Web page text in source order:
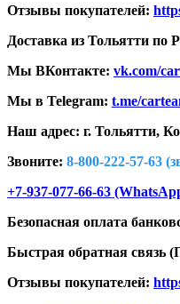
Отзывы покупателей:
Доставка из Тольятти по
Мы ВКонтакте: vk.com/
Мы в Telegram: t.me/
Наш адрес: г. Тольятти,
Звоните: 8-800-222-57-63
+7-937-077-66-63
Безопасная оплата
Быстрая обратная связь
Отзывы покупателей: